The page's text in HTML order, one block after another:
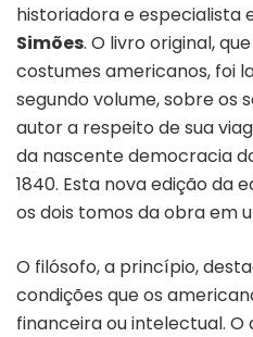
historiadora e especialista
Simões. O livro original,
costumes americanos, foi
segundo volume, sobre os
autor a respeito de sua
da nascente democracia
1840. Esta nova edição da
os dois tomos da obra em
O filósofo, a princípio,
condições que os
financeira ou intelectual.